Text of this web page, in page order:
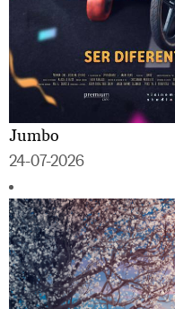
Jumbo
24-07-2026